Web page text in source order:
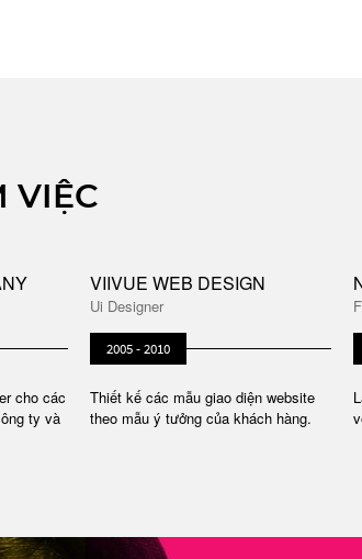
VIỆC
cho các
ty và
VIIVUE WEB DESIGN
COMPANY
Ui Designer
2005 - 2010
Thiết kế các mẫu giao diện website
theo mẫu ý tưởng của khách hàng.